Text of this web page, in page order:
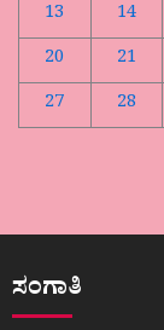
13
14
20
21
27
28
ಸಂಗಾತಿ